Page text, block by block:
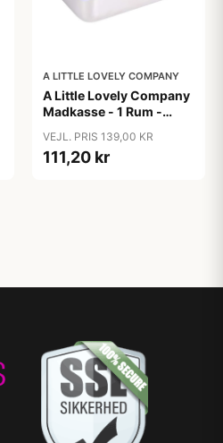
A LITTLE LOVELY COMPANY
A Little Lovely Company
Madkasse - 1 Rum -
Unicorn Dreams
VEJL. PRIS 139,00 KR
111,20 kr